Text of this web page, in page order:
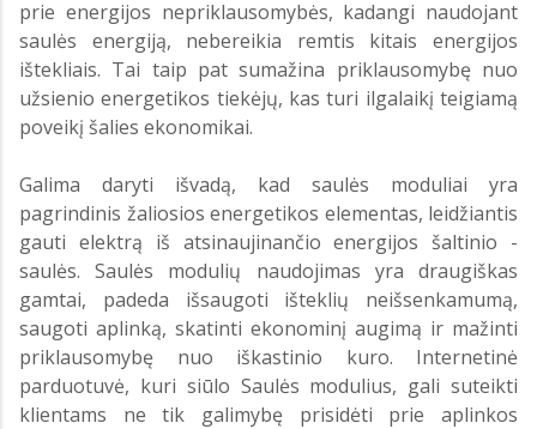
prie energijos nepriklausomybės, kadangi naudojant
saulės energiją, nebereikia remtis kitais energijos
ištekliais. Tai taip pat sumažina priklausomybę nuo
užsienio energetikos tiekėjų, kas turi ilgalaikį teigiamą
poveikį šalies ekonomikai.
Galima daryti išvadą, kad saulės moduliai yra
pagrindinis žaliosios energetikos elementas, leidžiantis
gauti elektrą iš atsinaujinančio energijos šaltinio -
saulės. Saulės modulių naudojimas yra draugiškas
gamtai, padeda išsaugoti išteklių neišsenkamumą,
saugoti aplinką, skatinti ekonominį augimą ir mažinti
priklausomybę nuo iškastinio kuro. Internetinė
parduotuvė, kuri siūlo Saulės modulius, gali suteikti
klientams ne tik galimybę prisidėti prie aplinkos